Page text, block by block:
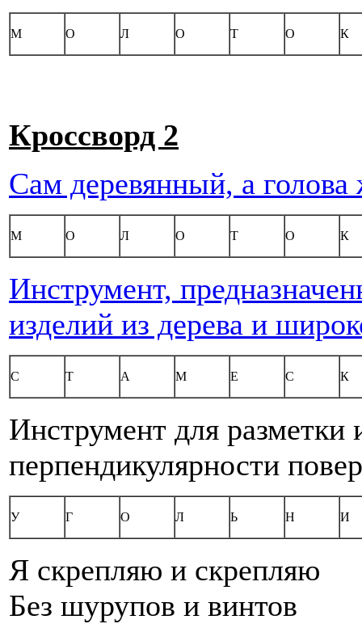
М О Л О Т О К
Кроссворд 2
Сам деревянный, а голова
М О Л О Т О К
Инструмент,
изделий из дерева и
С Т А М Е С К
Инструмент для разметки
перпендикулярности
У Г О Л Ь Н И
Я скрепляю и скрепляю
Без шурупов и винтов